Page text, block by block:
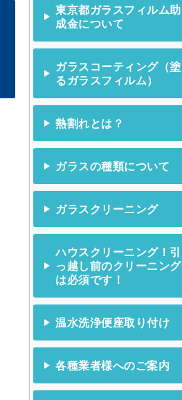
東京都ガラスフィルム助
成金について
ガラスコーティング（塗
るガラスフィルム）
熱割れとは？
ガラスの種類について
ガラスクリーニング
ハウスクリーニング！引
っ越し前のクリーニング
は必須です！
温水洗浄便座取り付け
各種業者様へのご案内